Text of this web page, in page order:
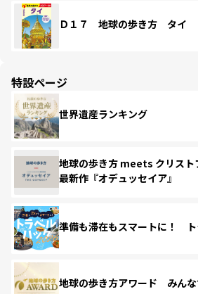
Ｄ１７ 地球の歩き方 タイ
特設ページ
世界遺産ランキング
地球の歩き方 meets クリスト
最新作『オデュッセイア』
準備も滞在もスマートに！
地球の歩き方アワード みんな